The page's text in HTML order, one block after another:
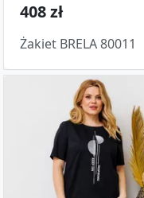
408 zł
Żakiet BRELA 80011